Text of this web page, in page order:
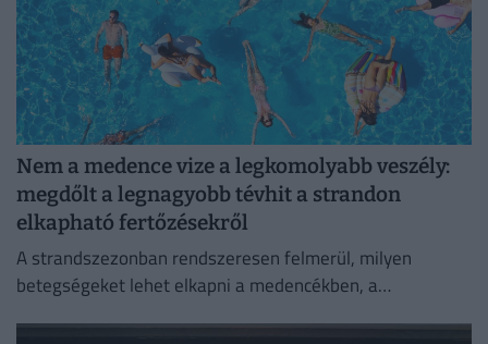
Nem a medence vize a legkomolyabb veszély:
megdőlt a legnagyobb tévhit a strandon
elkapható fertőzésekről
A strandszezonban rendszeresen felmerül, milyen
betegségeket lehet elkapni a medencékben, a